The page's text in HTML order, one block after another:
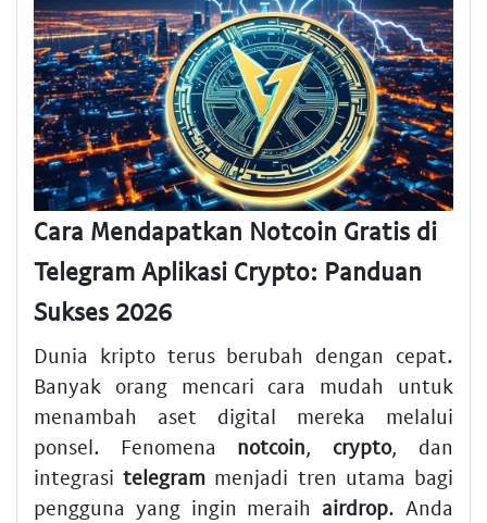
Cara Mendapatkan Notcoin Gratis di
Telegram Aplikasi Crypto: Panduan
Sukses 2026
Dunia kripto terus berubah dengan cepat.
Banyak orang mencari cara mudah untuk
menambah aset digital mereka melalui
ponsel. Fenomena notcoin, crypto, dan
integrasitelegram menjadi tren utama bagi
pengguna yang ingin meraih airdrop. Anda